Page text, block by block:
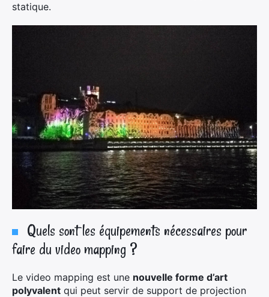
statique.
Quels sont les équipements nécessaires pour
faire du video mapping ?
Le video mapping est une nouvelle forme d’art
polyvalent qui peut servir de support de projection